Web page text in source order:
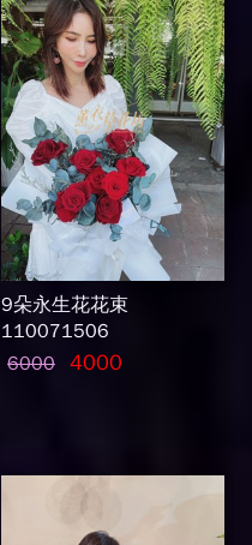
9朵永生花花束
110071506
6000 4000